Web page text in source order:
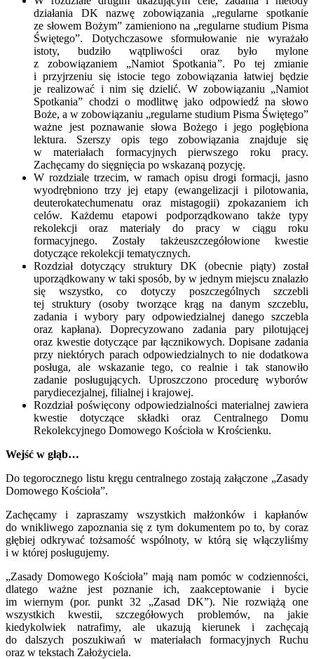
działania DK nazwę zobowiązania „regularne spotkanie
ze słowem Bożym” zamieniono na „regularne studium Pisma
Świętego”. Dotychczasowe sformułowanie nie wyrażało
istoty, budziło wątpliwości oraz było mylone
z zobowiązaniem „Namiot Spotkania”. Po tej zmianie
i przyjrzeniu się istocie tego zobowiązania łatwiej będzie
je realizować i nim się dzielić. W zobowiązaniu „Namiot
Spotkania” chodzi o modlitwę jako odpowiedź na słowo
Boże, a w zobowiązaniu „regularne studium Pisma Świętego”
ważne jest poznawanie słowa Bożego i jego pogłębiona
lektura. Szerszy opis tego zobowiązania znajduje się
w materiałach formacyjnych pierwszego roku pracy.
Zachęcamy do sięgnięcia po wskazaną pozycję.
W rozdziale trzecim, w ramach opisu drogi formacji, jasno
wyodrębniono trzy jej etapy (ewangelizacji i pilotowania,
deuterokatechumenatu oraz mistagogii) zpokazaniem ich
celów. Każdemu etapowi podporządkowano także typy
rekolekcji oraz materiały do pracy w ciągu roku
formacyjnego. Zostały takżeuszczegółowione kwestie
dotyczące rekolekcji tematycznych.
Rozdział dotyczący struktury DK (obecnie piąty) został
uporządkowany w taki sposób, by w jednym miejscu znalazło
się wszystko, co dotyczy poszczególnych szczebli
tej struktury (osoby tworzące krąg na danym szczeblu,
zadania i wybory pary odpowiedzialnej danego szczebla
oraz kapłana). Doprecyzowano zadania pary pilotującej
oraz kwestie dotyczące par łącznikowych. Dopisane zadania
przy niektórych parach odpowiedzialnych to nie dodatkowa
posługa, ale wskazanie tego, co realnie i tak stanowiło
zadanie posługujących. Uproszczono procedurę wyborów
parydiecezjalnej, filialnej i krajowej.
Rozdział poświęcony odpowiedzialności materialnej zawiera
kwestie dotyczące składki oraz Centralnego Domu
Rekolekcyjnego Domowego Kościoła w Krościenku.
Wejść w głąb…
Do tegorocznego listu kręgu centralnego zostają załączone „Zasady
Domowego Kościoła”.
Zachęcamy i zapraszamy wszystkich małżonków i kapłanów
do wnikliwego zapoznania się z tym dokumentem po to, by coraz
głębiej odkrywać tożsamość wspólnoty, w którą się włączyliśmy
i w której posługujemy.
„Zasady Domowego Kościoła” mają nam pomóc w codzienności,
dlatego ważne jest poznanie ich, zaakceptowanie i bycie
im wiernym (por. punkt 32 „Zasad DK”). Nie rozwiążą one
wszystkich kwestii, szczegółowych problemów, na jakie
kiedykolwiek natrafimy, ale ukazują kierunek i zachęcają
do dalszych poszukiwań w materiałach formacyjnych Ruchu
oraz w tekstach Założyciela.